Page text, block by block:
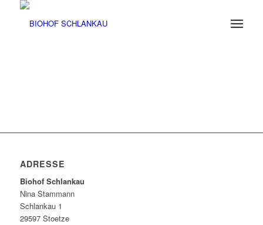
ADRESSE
Biohof Schlankau
Nina Stammann
Schlankau 1
29597 Stoetze